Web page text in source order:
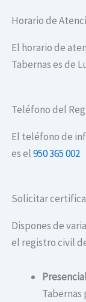
Horario de
El horario de
Tabernas es de
Teléfono del
El teléfono de
es el950 365 002
Solicitar
Dispones de
el registro civil